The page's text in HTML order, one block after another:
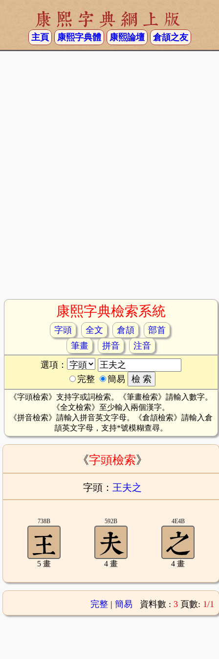
康熙字典網上版
主頁 康熙字典體 康熙論壇 倉頡之友
康熙字典檢索系統
字頭 全文 倉頡
部首
筆畫
拼音
注音
選項：
完整
簡易
《字頭檢索》支持字或詞檢索。《筆畫檢索》請輸入數字。
《全文檢索》至少輸入兩個漢字。
《拼音檢索》請輸入拼音英文字母。《倉頡檢索》請輸入倉
頡英文字母，支持*號模糊查尋。
《字頭檢索》
字頭： 王夫之
738B
5 畫
592B
4 畫
4E4B
4 畫
完整| 簡易 資料數 : 3 頁數: 1/1